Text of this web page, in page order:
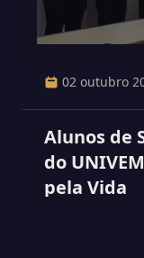
02 outubro
Alunos de
do
pela Vida